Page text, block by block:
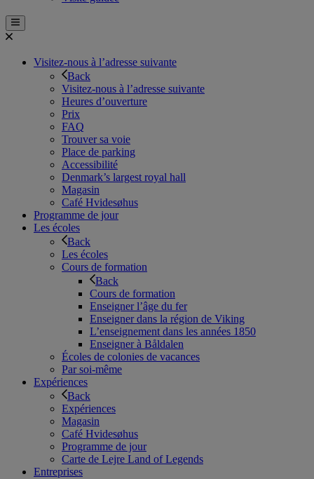
Visitez-nous à l’adresse suivante
Back
Visitez-nous à l’adresse suivante
Heures d’ouverture
Prix
FAQ
Trouver sa voie
Place de parking
Accessibilité
Denmark’s largest royal hall
Magasin
Café Hvidesøhus
Programme de jour
Les écoles
Back
Les écoles
Cours de formation
Back
Cours de formation
Enseigner l’âge du fer
Enseigner dans la région de Viking
L’enseignement dans les années 1850
Enseigner à Båldalen
Écoles de colonies de vacances
Par soi-même
Expériences
Back
Expériences
Magasin
Café Hvidesøhus
Programme de jour
Carte de Lejre Land of Legends
Entreprises